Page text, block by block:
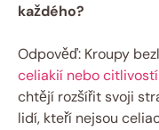
každého?
Odpověď: Kroupy
celiakií nebo
chtějí rozšířit svoji
lidí, kteří nejsou